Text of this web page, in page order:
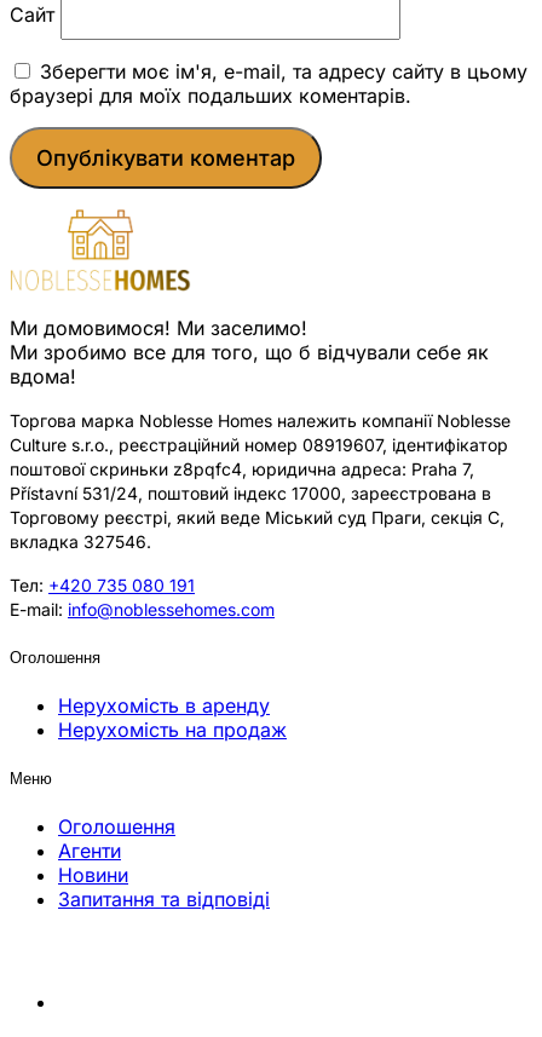
Сайт
Зберегти моє ім'я, e-mail, та адресу сайту в цьому
браузері для моїх подальших коментарів.
Ми домовимося! Ми заселимо!
Ми зробимо все для того, що б відчували себе як
вдома!
Торгова марка Noblesse Homes належить компанії Noblesse
Culture s.r.o., реєстраційний номер 08919607, ідентифікатор
поштової скриньки z8pqfc4, юридична адреса: Praha 7,
Přístavní 531/24, поштовий індекс 17000, зареєстрована в
Торговому реєстрі, який веде Міський суд Праги, секція C,
вкладка 327546.
Тел: +420 735 080 191
E-mail: info@noblessehomes.com
Оголошення
Нерухомість в аренду
Нерухомість на продаж
Меню
Оголошення
Агенти
Новини
Запитання та відповіді